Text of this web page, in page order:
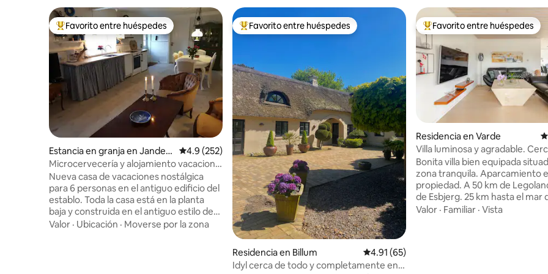
De los mejores en Favorito entre huéspedes
Favorito entre huéspedes
Estancia en granja en Jander
up Vestj
Calificación promedio: 4.9 de 5; 252 evaluaciones
4.9 (252)
Microcervecería y alojamiento vacacional
Vestens
Nueva casa de vacaciones nostálgica
para 6 personas en el antiguo edificio del
establo. Toda la casa está en la planta
baja y construida en el antiguo estilo de
hotel de baño de 1930. Nosotros mismos
Valor · Ubicación · Moverse por la zona
De los mejores en Favorito entre huéspedes
Favorito entre huéspedes
Residencia en Billum Calificación promedio: 4.91 de 5; 65
4.91 (65)
Idyl cerca de todo y completamente en
De los mejores en Favorito
Favorito entre huéspedes
Residencia en Varde
Villa luminosa y agradable.
del Norte y VardeMidtby
Bonita villa bien equipada
zona tranquila. Aparcamiento en la
propiedad. A 50 km de Legoland. A 15 km
de Esbjerg. 25 km hasta el mar
(Blåvand / Henne Strand) 1 km a la
Valor · Familiar · Vista